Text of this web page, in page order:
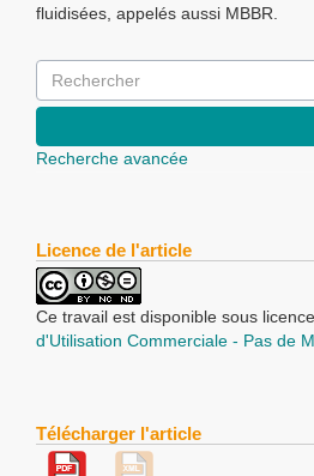
fluidisées, appelés aussi MBBR.
Recherche avancée
Licence de l'article
Ce travail est disponible sous licence
d'Utilisation Commerciale - Pas de
Télécharger l'article